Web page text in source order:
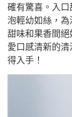
確有驚喜。入
泡輕幼如絲，
甜味和果香間
愛口感清新的
得入手！